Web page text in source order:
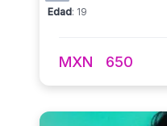
Edad: 19
MXN 650